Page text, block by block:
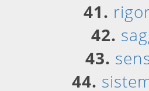
41.
42.
43.
44.